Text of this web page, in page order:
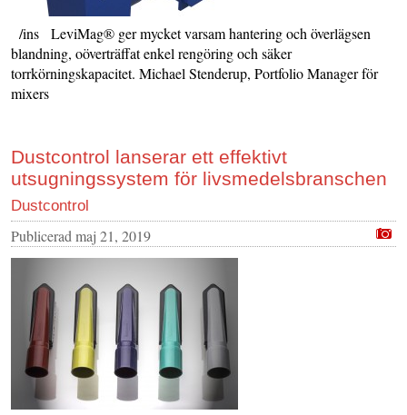
/ins LeviMag® ger mycket varsam hantering och överlägsen
blandning, oöverträffat enkel rengöring och säker
torrkörningskapacitet. Michael Stenderup, Portfolio Manager för
mixers
Dustcontrol lanserar ett effektivt
utsugningssystem för livsmedelsbranschen
Dustcontrol
Publicerad maj 21, 2019